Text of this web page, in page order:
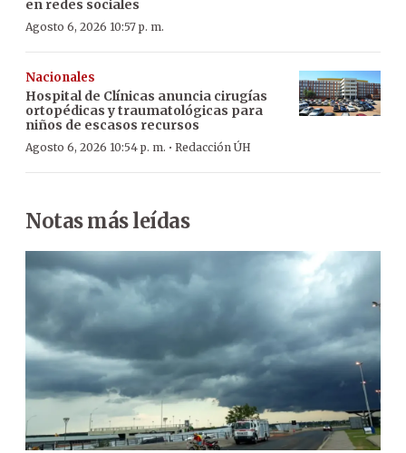
en redes sociales
Agosto 6, 2026 10:57 p. m.
Nacionales
Hospital de Clínicas anuncia cirugías
ortopédicas y traumatológicas para
niños de escasos recursos
Agosto 6, 2026 10:54 p. m. · Redacción ÚH
Notas más leídas